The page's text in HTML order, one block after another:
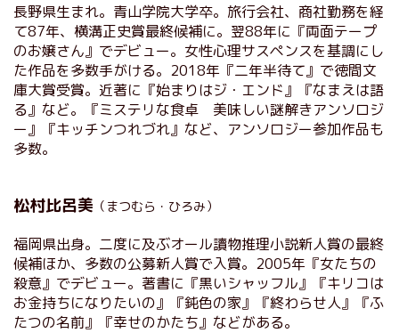
長野県生まれ。青山学院大学卒。旅行会社、商社勤務を経
て87年、横溝正史賞最終候補に。翌88年に『両面テープ
のお嬢さん』でデビュー。女性心理サスペンスを基調にし
た作品を多数手がける。2018年『二年半待て』で徳間文
庫大賞受賞。近著に『始まりはジ・エンド』『なまえは語
る』など。『ミステリな食卓 美味しい謎解きアンソロジ
ー』『キッチンつれづれ』など、アンソロジー参加作品も
多数。
松村比呂美 （まつむら・ひろみ）
福岡県出身。二度に及ぶオール讀物推理小説新人賞の最終
候補ほか、多数の公募新人賞で入賞。2005年『女たちの
殺意』でデビュー。著書に『黒いシャッフル』『キリコは
お金持ちになりたいの』『鈍色の家』『終わらせ人』『ふ
たつの名前』『幸せのかたち』などがある。